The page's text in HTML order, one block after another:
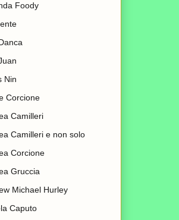
Foody
Nin
Corcione
Camilleri
Camilleri e non solo
Corcione
Gruccia
Michael Hurley
Caputo